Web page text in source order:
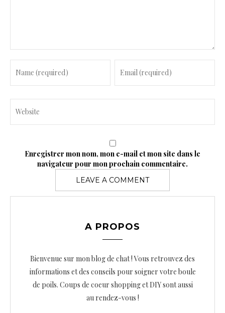
Enregistrer mon nom, mon e-mail et mon site dans le
navigateur pour mon prochain commentaire.
A PROPOS
Bienvenue sur mon blog de chat ! Vous retrouvez des
informations et des conseils pour soigner votre boule
de poils. Coups de coeur shopping et DIY sont aussi
au rendez-vous !